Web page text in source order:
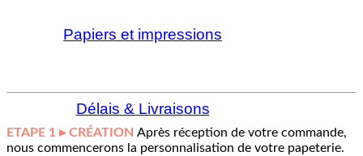
Papiers et impressions
Délais & Livraisons
ETAPE 1 ▸ CRÉATION Après réception de votre commande,
nous commencerons la personnalisation de votre papeterie.